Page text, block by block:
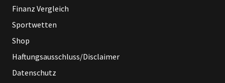
Finanz Vergleich
Sportwetten
Shop
Haftungsausschluss/Disclaimer
Datenschutz